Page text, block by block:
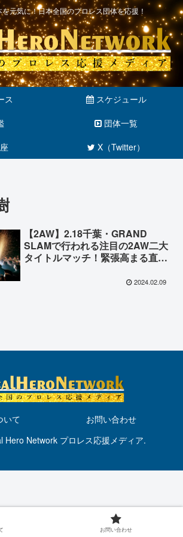
元気に！日本全国のプロレス団体を応援！
ス
スケジュール
団体一覧
X（Twitter）
【2AW】2.18千葉・GRAND
SLAMで行われる注目の2AW二大
タイトルマッチ！緊張高まる直前
2024.02.09
いて
お問い合わせ
Hero Network プロレス応援メディア.
お問い合わせ